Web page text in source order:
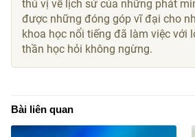
thú vị về lịch sử của những phát
được những đóng góp vĩ đại cho
khoa học nổi tiếng đã làm việc với
thần học hỏi không ngừng.
Bài liên quan